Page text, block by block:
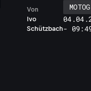
Ivo
Schützbach
Von
-